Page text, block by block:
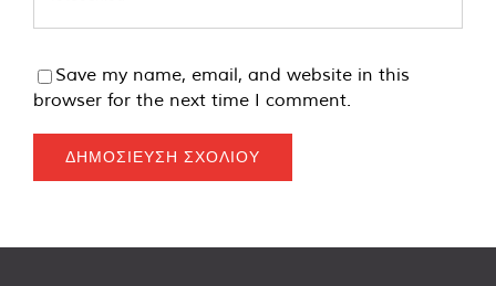
Save my name, email, and website in this
browser for the next time I comment.